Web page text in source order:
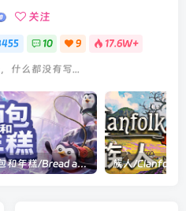
关注
10 9 17.6W+
什么都没有写...
面包和年糕/Bread and Fred Build.21411256|动作冒险|容量1.1GB|官方中文版